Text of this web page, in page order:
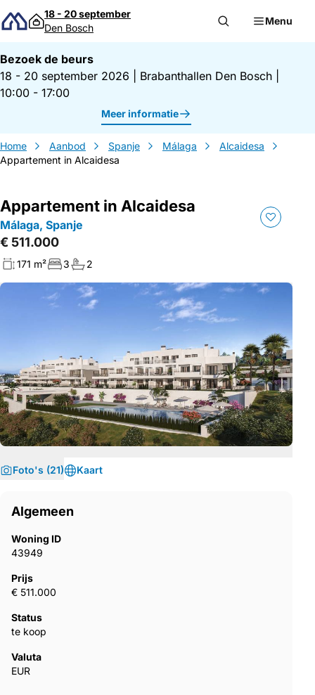
Direct naar inhoud
18 - 20 september
Den Bosch
Menu
Bezoek de beurs
18 - 20 september 2026
Brabanthallen Den Bosch
10:00 - 17:00
Meer informatie
Home Aanbod Spanje Málaga
Alcaidesa
Appartement in Alcaidesa
Appartement in Alcaidesa
Málaga, Spanje
€ 511.000
171 m² 3 2
Foto's (21) Kaart
Algemeen
Woning ID
43949
Prijs
€ 511.000
Status
te koop
Valuta
EUR